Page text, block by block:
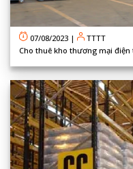
07/08/2023 |
TTTT
Cho thuê kho thương mại